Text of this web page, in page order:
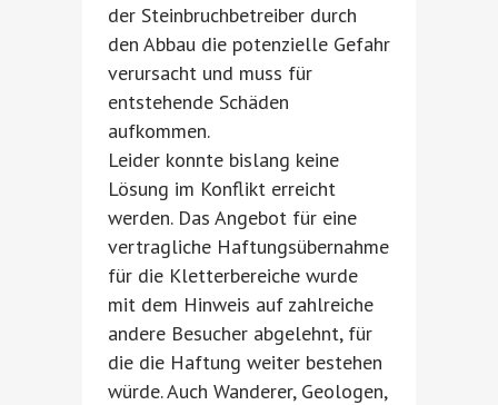
der Steinbruchbetreiber durch
den Abbau die potenzielle Gefahr
verursacht und muss für
entstehende Schäden
aufkommen.
Leider konnte bislang keine
Lösung im Konflikt erreicht
werden. Das Angebot für eine
vertragliche Haftungsübernahme
für die Kletterbereiche wurde
mit dem Hinweis auf zahlreiche
andere Besucher abgelehnt, für
die die Haftung weiter bestehen
würde. Auch Wanderer, Geologen,